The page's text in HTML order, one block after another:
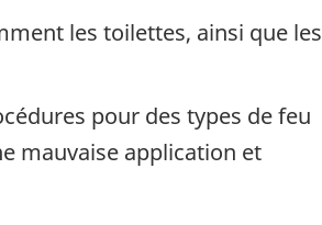
les toilettes, ainsi que les
pour des types de feu
mauvaise application et